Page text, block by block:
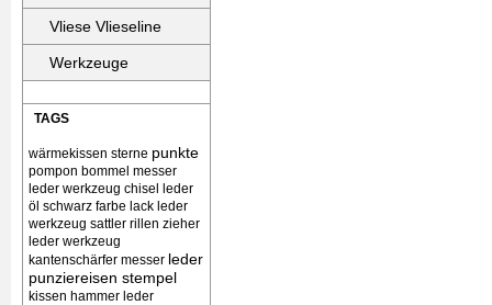
Vliese Vlieseline
Werkzeuge
TAGS
wärmekissen sterne punkte
pompon bommel messer
leder werkzeug chisel
leder
öl schwarz farbe lack leder
werkzeug sattler rillen zieher
leder werkzeug
kantenschärfer messer leder
punziereisen stempel
kissen hammer leder